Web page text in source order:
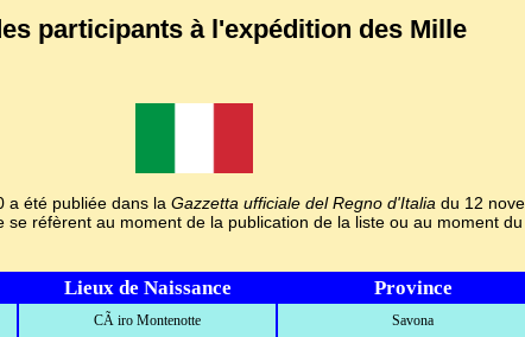
participants à l'expédition des Mille
a été publiée dans la Gazzetta ufficiale del Regno d'Italia du 12
se réfèrent au moment de la publication de la liste ou au moment du
Lieux de Naissance Province
CÃ iro Montenotte Savona